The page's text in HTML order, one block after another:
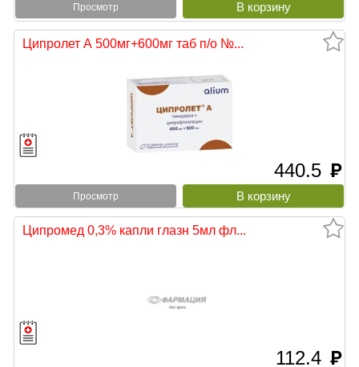
Просмотр
Ципролет А 500мг+600мг таб п/о №...
440.5 руб
Просмотр
Ципромед 0,3% капли глазн 5мл фл...
112.4 руб